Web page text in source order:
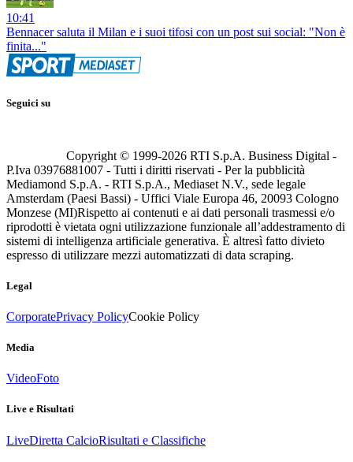
10:41
Bennacer saluta il Milan e i suoi tifosi con un post sui social: "Non è
finita..."
Seguici su
Copyright © 1999-2026 RTI S.p.A. Business Digital -
P.Iva 03976881007 - Tutti i diritti riservati - Per la pubblicità
Mediamond S.p.A. - RTI S.p.A., Mediaset N.V., sede legale
Amsterdam (Paesi Bassi) - Uffici Viale Europa 46, 20093 Cologno
Monzese (MI)Rispetto ai contenuti e ai dati personali trasmessi e/o
riprodotti è vietata ogni utilizzazione funzionale all’addestramento di
sistemi di intelligenza artificiale generativa. È altresì fatto divieto
espresso di utilizzare mezzi automatizzati di data scraping.
Legal
CorporatePrivacy PolicyCookie Policy
Media
VideoFoto
Live e Risultati
LiveDiretta CalcioRisultati e Classifiche